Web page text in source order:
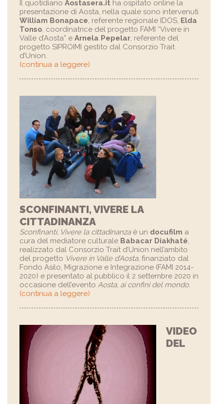
Il quotidiano Aostasera.it ha ospitato online la
presentazione di Aosta, nella quale sono intervenuti
William Bonapace, referente regionale IDOS, Elda
Tonso, coordinatrice del progetto FAMI “Vivere in
Valle d’Aosta” e Arnela Pepelar, referente del
progetto SIPROIMI gestito dal Consorzio Trait
d’Union.
(continua a leggere)
SCONFINANTI, VIVERE LA
CITTADINANZA
Sconfinanti, Vivere la cittadinanzaè un docufilm a
cura del mediatore culturale Babacar Diakhaté,
realizzato dal Consorzio Trait d’Union nell’ambito
del progetto Vivere in Valle d’Aosta, finanziato dal
Fondo Asilo, Migrazione e Integrazione (FAMI 2014-
2020) e presentato al pubblico il 2 settembre 2020 in
occasione dell’evento Aosta, ai confini del mondo.
(continua a leggere)
VIDEO
DEL